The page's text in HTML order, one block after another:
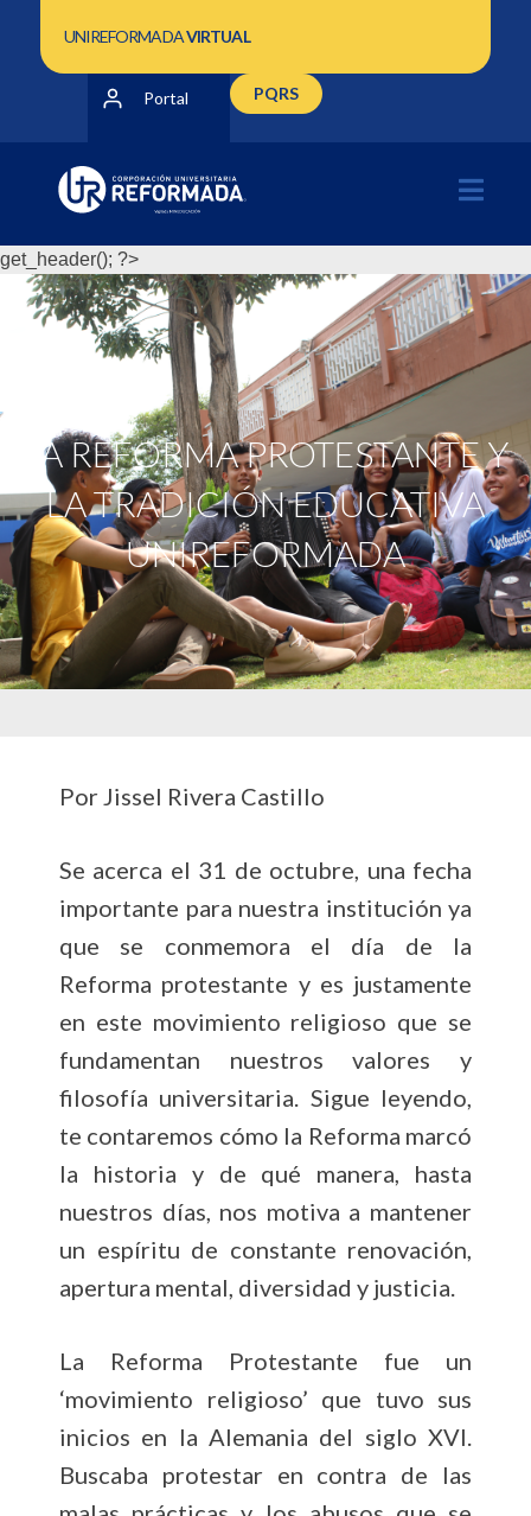
UNIREFORMADAVIRTUAL
Portal PQRS
get_header(); ?>
LA REFORMA PROTESTANTE Y
LA TRADICIÓN EDUCATIVA
UNIREFORMADA
Por Jissel Rivera Castillo
Se acerca el 31 de octubre, una fecha
importante para nuestra institución ya
que se conmemora el día de la
Reforma protestante y es justamente
en este movimiento religioso que se
fundamentan nuestros valores y
filosofía universitaria. Sigue leyendo,
te contaremos cómo la Reforma marcó
la historia y de qué manera, hasta
nuestros días, nos motiva a mantener
un espíritu de constante renovación,
apertura mental, diversidad y justicia.
La Reforma Protestante fue un
‘movimiento religioso’ que tuvo sus
inicios en la Alemania del siglo XVI.
Buscaba protestar en contra de las